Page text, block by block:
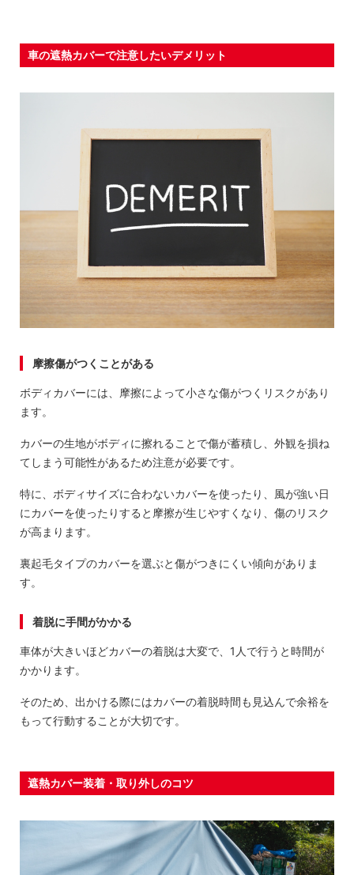
車の遮熱カバーで注意したいデメリット
摩擦傷がつくことがある
ボディカバーには、摩擦によって小さな傷がつくリスクがあり
ます。
カバーの生地がボディに擦れることで傷が蓄積し、外観を損ね
てしまう可能性があるため注意が必要です。
特に、ボディサイズに合わないカバーを使ったり、風が強い日
にカバーを使ったりすると摩擦が生じやすくなり、傷のリスク
が高まります。
裏起毛タイプのカバーを選ぶと傷がつきにくい傾向がありま
す。
着脱に手間がかかる
車体が大きいほどカバーの着脱は大変で、1人で行うと時間が
かかります。
そのため、出かける際にはカバーの着脱時間も見込んで余裕を
もって行動することが大切です。
遮熱カバー装着・取り外しのコツ